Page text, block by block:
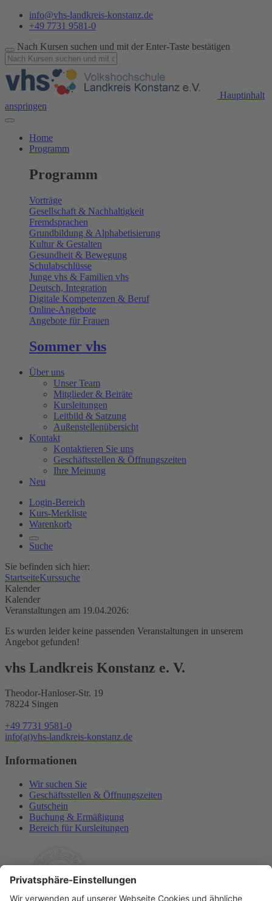
info@vhs-landkreis-konstanz.de
+49 7731 9581-0
Nach Kursen suchen und mit der Enter-Taste bestätigen
Hauptinhalt
anspringen
Home
Programm
Programm
Vorträge
Gesellschaft & Nachhaltigkeit
Fremdsprachen
Grundbildung & Alphabetisierung
Kultur & Gestalten
Gesundheit & Bewegung
Schulabschlüsse
Junge vhs & Familien vhs
Deutsch, Integration
Digitale Kompetenzen & Beruf
Online-Angebote
Angebote für Frauen
Sommer vhs
Über uns
Unser Team
Mitglieder & Beiräte
Kursleitungen
Leitbild & Satzung
Außenstellenübersicht
Kontakt
Kontaktieren Sie uns
Geschäftsstellen & Öffnungszeiten
Ihre Meinung
Neu
Login-Bereich
Kurs-Merkliste
Warenkorb
Suche
Sie befinden sich hier:
StartseiteKurssuche
Kalender
Kalender
Veranstaltungen am 19.04.2026:
Es wurden leider keine passenden Veranstaltungen in unserem
Angebot gefunden!
vhs Landkreis Konstanz e. V.
Theodor-Hanloser-Str. 19
78224 Singen
+49 7731 9581-0
info(at)vhs-landkreis-konstanz.de
Informationen
Wir suchen Sie
Geschäftsstellen & Öffnungszeiten
Gutschein
Buchung & Ermäßigung
Bereich für Kursleitungen